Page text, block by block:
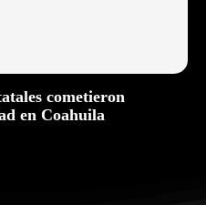
cometieron
en Coahuila